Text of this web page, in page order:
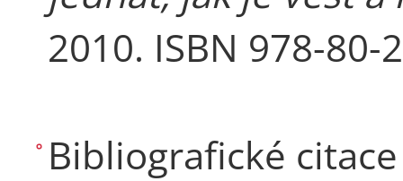
2010. ISBN 978-80-
Bibliografické